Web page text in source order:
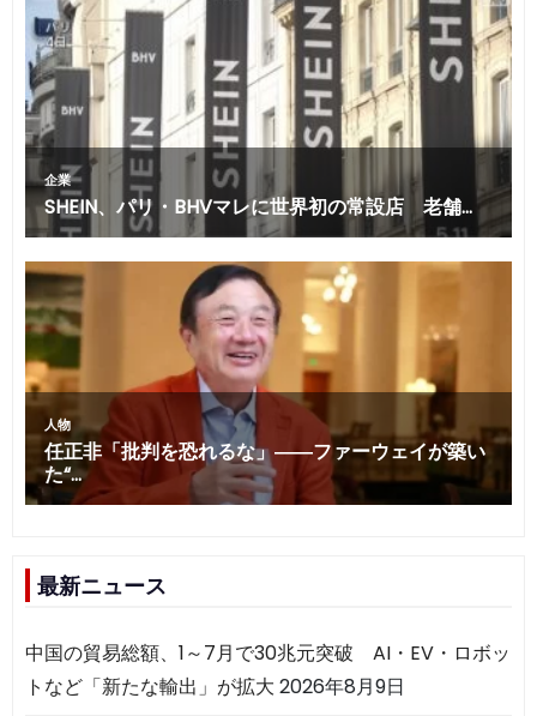
最新ニュース
中国の貿易総額、1～7月で30兆元突破 AI・EV・ロボッ
トなど「新たな輸出」が拡大 2026年8月9日